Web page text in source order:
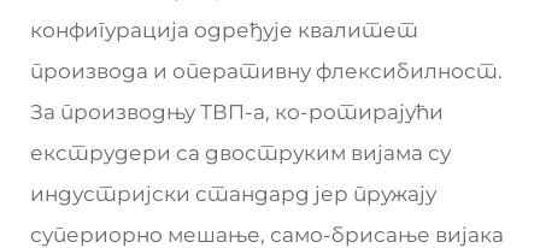
конфигурација одређује квалитет
производа и оперативну флексибилност.
За производњу ТВП-а, ко-ротирајући
екструдери са двоструким вијама су
индустријски стандард јер пружају
супериорно мешање, само-брисање вијака